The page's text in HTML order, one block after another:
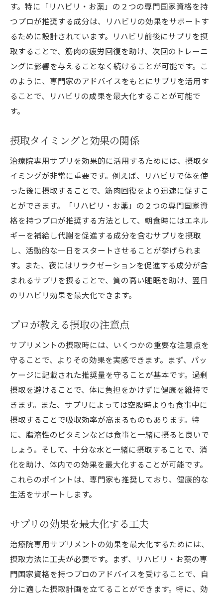
す。特に「リハビリ・お薬」の２つの専門国家資格を持
つプロが推奨する成分は、リハビリの効果をサポートす
るために設計されています。リハビリ前後にサプリを摂
取することで、筋肉の疲労回復を助け、次回のトレーニ
ングに影響を与えることなく続けることが可能です。こ
のように、専門家のアドバイスをもとにサプリを活用す
ることで、リハビリの成果を最大化することが可能で
す。
摂取タイミングと効果の関係
治療院専用サプリを効果的に活用するためには、摂取タ
イミングが非常に重要です。例えば、リハビリで体を使
った後に摂取することで、筋肉回復をより迅速に促すこ
とができます。「リハビリ・お薬」の２つの専門国家資
格を持つプロが推奨する方法として、朝食時にはエネル
ギーを補給し代謝を促進する成分を含むサプリを摂取
し、活動的な一日をスタートさせることが挙げられま
す。また、夜にはリラクゼーションを促進する成分が含
まれるサプリを摂ることで、質の高い睡眠を助け、翌日
のリハビリ効果を最大化できます。
プロが教える摂取の注意点
サプリメントの摂取時には、いくつかの重要な注意点を
守ることで、よりその効果を実感できます。まず、パッ
ケージに記載された推奨量を守ることが基本です。過剰
摂取を避けることで、体に負担をかけずに健康を維持で
きます。また、サプリによっては空腹時よりも食事中に
摂取することで吸収効率が高まるものもあります。特
に、脂溶性のビタミンなどは食事と一緒に摂ると良いで
しょう。そして、十分な水と一緒に摂取することで、消
化を助け、体内での効果を最大化することが可能です。
これらのポイントは、専門家も推奨しており、健康的な
生活をサポートします。
サプリの効果を最大化する工夫
治療院専用サプリメントの効果を最大化するためには、
摂取方法に工夫が必要です。まず、リハビリ・お薬の専
門国家資格を持つプロのアドバイスを受けることで、自
分に適した摂取計画を立てることができます。特に、効